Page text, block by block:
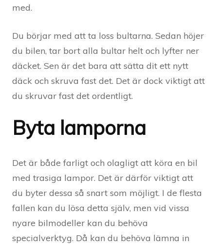
med.
Du börjar med att ta loss bultarna. Sedan höjer
du bilen, tar bort alla bultar helt och lyfter ner
däcket. Sen är det bara att sätta dit ett nytt
däck och skruva fast det. Det är dock viktigt att
du skruvar fast det ordentligt.
Byta lamporna
Det är både farligt och olagligt att köra en bil
med trasiga lampor. Det är därför viktigt att
du byter dessa så snart som möjligt. I de flesta
fallen kan du lösa detta själv, men vid vissa
nyare bilmodeller kan du behöva
specialverktyg. Då kan du behöva lämna in